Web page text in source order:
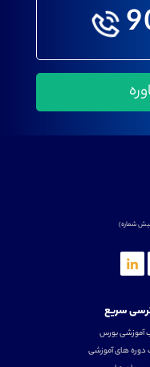
شماره)
سریع
آموزشی بورس
های آموزشی